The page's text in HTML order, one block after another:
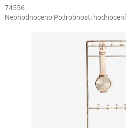
74556
Průměrné
Neohodnoceno Podrobnosti hodnocení